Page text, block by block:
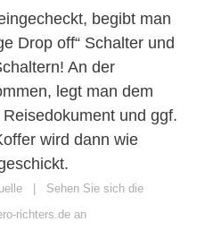
begibt man
Drop off“ Schalter und
An der
legt man dem
und ggf.
wird dann wie
| Sehen Sie sich die
richters.de an